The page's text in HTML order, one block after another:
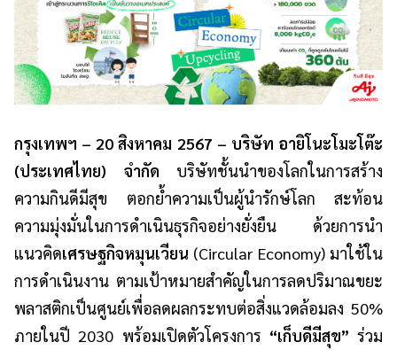
กรุงเทพฯ – 20 สิงหาคม 2567 – บริษัท อายิโนะโมะโต๊ะ
(ประเทศไทย) จำกัด บริษัทชั้นนำของโลกในการสร้าง
ความกินดีมีสุข ตอกย้ำความเป็นผู้นำรักษ์โลก สะท้อน
ความมุ่งมั่นในการดำเนินธุรกิจอย่างยั่งยืน ด้วยการนำ
แนวคิดเศรษฐกิจหมุนเวียน (Circular Economy) มาใช้ใน
การดำเนินงาน ตามเป้าหมายสำคัญในการลดปริมาณขยะ
พลาสติกเป็นศูนย์เพื่อลดผลกระทบต่อสิ่งแวดล้อมลง 50%
ภายในปี 2030 พร้อมเปิดตัวโครงการ “เก็บดีมีสุข” ร่วม